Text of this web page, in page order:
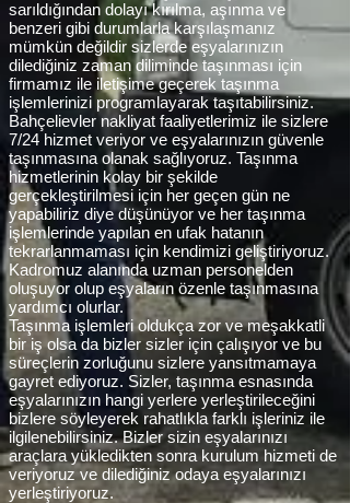
sarıldığından dolayı kırılma, aşınma ve
benzeri gibi durumlarla karşılaşmanız
mümkün değildir sizlerde eşyalarınızın
dilediğiniz zaman diliminde taşınması için
firmamız ile iletişime geçerek taşınma
işlemlerinizi programlayarak taşıtabilirsiniz.
Bahçelievler nakliyat faaliyetlerimiz ile sizlere
7/24 hizmet veriyor ve eşyalarınızın güvenle
taşınmasına olanak sağlıyoruz. Taşınma
hizmetlerinin kolay bir şekilde
gerçekleştirilmesi için her geçen gün ne
yapabiliriz diye düşünüyor ve her taşınma
işlemlerinde yapılan en ufak hatanın
tekrarlanmaması için kendimizi geliştiriyoruz.
Kadromuz alanında uzman personelden
oluşuyor olup eşyaların özenle taşınmasına
yardımcı olurlar.
Taşınma işlemleri oldukça zor ve meşakkatli
bir iş olsa da bizler sizler için çalışıyor ve bu
süreçlerin zorluğunu sizlere yansıtmamaya
gayret ediyoruz. Sizler, taşınma esnasında
eşyalarınızın hangi yerlere yerleştirileceğini
bizlere söyleyerek rahatlıkla farklı işleriniz ile
ilgilenebilirsiniz. Bizler sizin eşyalarınızı
araçlara yükledikten sonra kurulum hizmeti de
veriyoruz ve dilediğiniz odaya eşyalarınızı
yerleştiriyoruz.